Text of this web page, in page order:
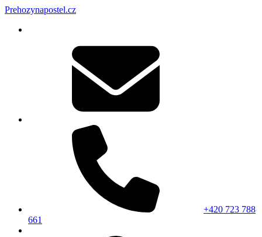
Prehozynapostel.cz
+420 723 788
661